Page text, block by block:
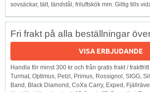
sovsäckar, tält, tändstål, friluftskök mm. Giltig tills
Fri frakt på alla beställningar
VISA ERBJUDANDE
Handla för minst 300 kr och från gratis frakt /
Turmat, Optimus, Petzl, Primus, Rossignol, SIGG,
Band, Black Diamond, CoXa Carry, Exped,